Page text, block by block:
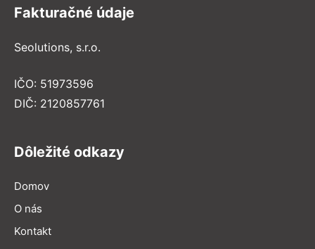
Fakturačné údaje
Seolutions, s.r.o.
IČO: 51973596
DIČ: 2120857761
Dôležité odkazy
Domov
O nás
Kontakt